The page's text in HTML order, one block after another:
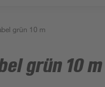
grün 10 m
grün 10 m